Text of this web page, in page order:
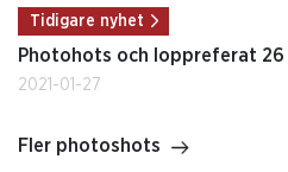
Tidigare nyhet
Photohots och loppreferat 26
2021-01-27
Fler photoshots